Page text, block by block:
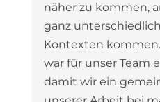
näher zu kommen,
ganz
Kontexten
war für unser Team
damit wir ein